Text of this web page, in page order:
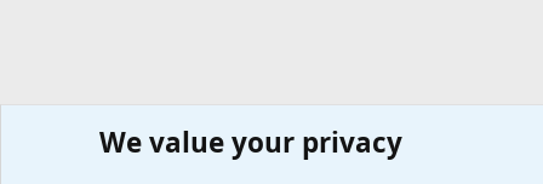
Сайт доктора Мостовского Форумы
We value your privacy